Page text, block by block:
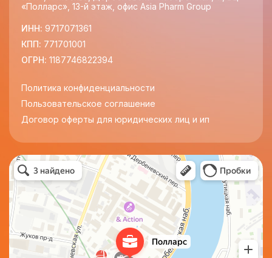
«Полларс», 13-й этаж, офис Asia Pharm Group
ИНН: 9717071361
КПП: 771701001
ОГРН: 1187746822394
Политика конфиденциальности
Пользовательское соглашение
Договор оферты для юридических лиц и ип
Полларс
Бизнес-центр в Москве